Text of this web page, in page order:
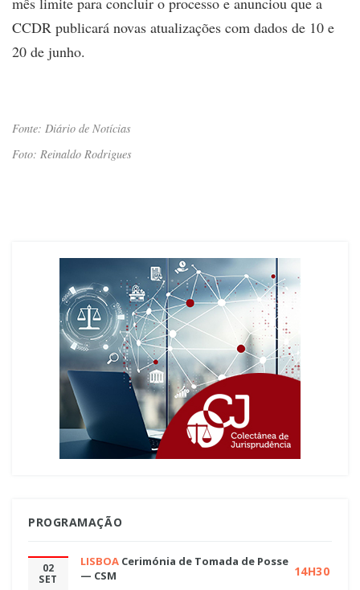
CCDR publicará novas atualizações com dados de 10 e
20 de junho.
Fonte: Diário de Notícias
Foto: Reinaldo Rodrigues
PROGRAMAÇÃO
02
SET
LISBOA Cerimónia de Tomada de Posse
— CSM
14H30